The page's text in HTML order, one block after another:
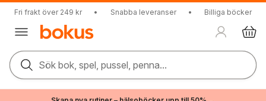
Fri frakt över 249 kr • Snabba leveranser • Billiga böcker
Sök bok, spel, pussel, penna...